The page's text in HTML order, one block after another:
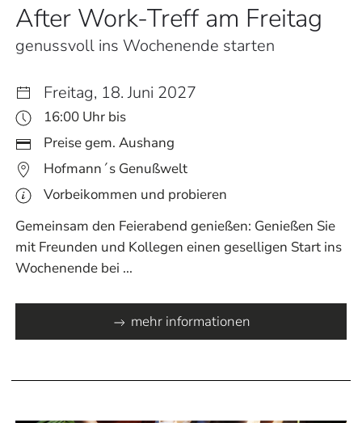
After Work-Treff am Freitag
genussvoll ins Wochenende starten
Freitag, 18. Juni 2027
16:00 Uhr bis
Preise gem. Aushang
Hofmann´s Genußwelt
Vorbeikommen und probieren
Gemeinsam den Feierabend genießen: Genießen Sie
mit Freunden und Kollegen einen geselligen Start ins
Wochenende bei ...
mehr informationen